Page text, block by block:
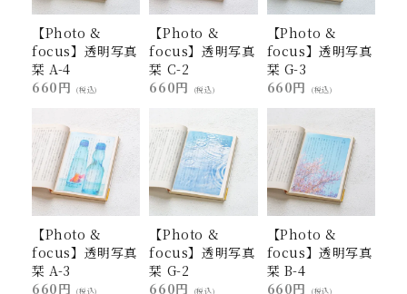
【Photo &
focus】透明写真
栞 A-4
660円
(税込)
【Photo &
focus】透明写真
栞 C-2
660円
(税込)
【Photo &
focus】透明写真
栞 G-3
660円
(税込)
【Photo &
focus】透明写真
栞 A-3
660円
(税込)
【Photo &
focus】透明写真
栞 G-2
660円
(税込)
【Photo &
focus】透明写真
栞 B-4
660円
(税込)